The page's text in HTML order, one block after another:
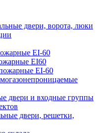
двери, ворота, люки
EI-60
EI60
EI-60
двери и входные группы
двери, решетки,